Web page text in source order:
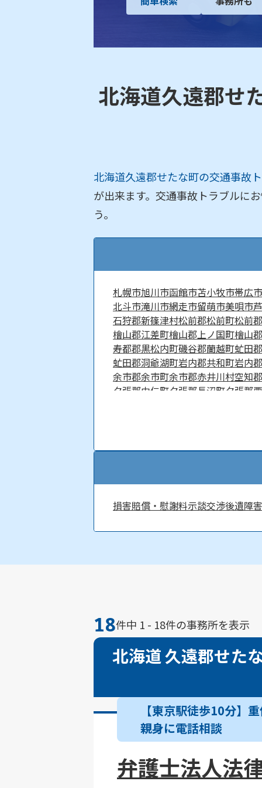
北海道久遠郡せ
北海道久遠郡せたな町の交通事故
が出来ます。交通事故トラブルに
う。
札幌市旭川市函館市苫小牧市帯広市
北斗市滝川市網走市留萌市美唄市
石狩郡新篠津村松前郡松前町松前
檜山郡江差町檜山郡上ノ国町檜山
寿都郡黒松内町磯谷郡蘭越町虻田
虻田郡洞爺湖町岩内郡共和町岩内
余市郡余市町余市郡赤井川村空知
夕張郡由仁町夕張郡長沼町夕張郡
増毛郡増毛町留萌郡小平町苫前郡
紋別郡滝上町紋別郡興部町紋別郡
浦河郡浦河町様似郡様似町幌泉郡
厚岸郡浜中町川上郡標茶町川上郡
損害賠償・慰謝料示談交渉後遺障害
18件中 1 - 18件の事務所を表示
北海道 久遠郡せた
【東京駅徒歩10分】
親身に電話相談
弁護士法人法